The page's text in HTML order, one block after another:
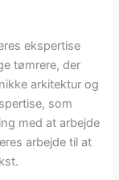
ekspertise
tømrere, der
arkitektur og
som
med at arbejde
arbejde til at